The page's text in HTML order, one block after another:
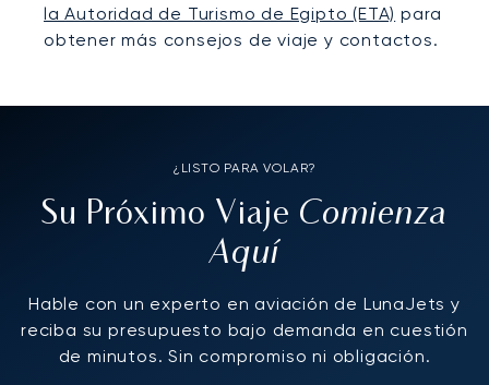
la Autoridad de Turismo de Egipto (ETA) para
obtener más consejos de viaje y contactos.
¿LISTO PARA VOLAR?
Su Próximo Viaje Comienza
Aquí
Hable con un experto en aviación de LunaJets y
reciba su presupuesto bajo demanda en cuestión
de minutos. Sin compromiso ni obligación.